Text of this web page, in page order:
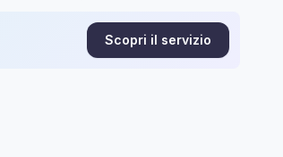
Scopri il servizio